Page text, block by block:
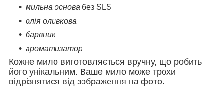
мильна основа без SLS
олія оливкова
барвник
ароматизатор
Кожне мило виготовляється вручну, що робить
його унікальним. Ваше мило може трохи
відрізнятися від зображення на фото.